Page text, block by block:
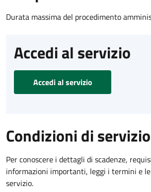
Durata massima del procedimento
Accedi al servizio
Accedi al servizio
Condizioni di servizio
Per conoscere i dettagli di scadenze,
informazioni importanti, leggi i termini e
servizio.